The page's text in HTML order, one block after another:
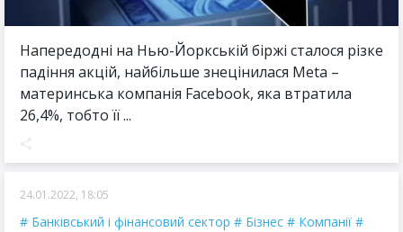
Напередодні на Нью-Йоркській біржі сталося різке
падіння акцій, найбільше знецінилася Meta –
материнська компанія Facebook, яка втратила
26,4%, тобто її ...
24.01.2022, 18:05
Банківський і фінансовий сектор Бізнес
Компанії